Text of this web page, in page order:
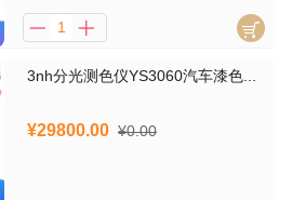
3nh分光测色仪YS3060汽车漆色...
¥29800.00 ¥0.00